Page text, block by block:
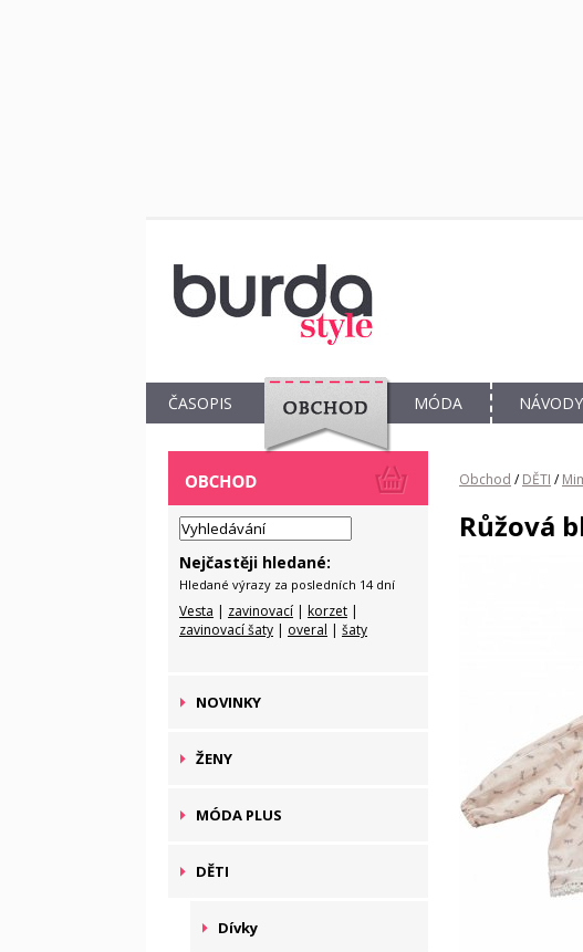
ČASOPIS
OBCHOD
MÓDA NÁVODY
Nejčastěji hledané:
Hledané výrazy za posledních 14 dní
Vesta | zavinovací | korzet |
zavinovací šaty | overal | šaty
NOVINKY
ŽENY
MÓDA PLUS
DĚTI
Dívky
Obchod / DĚTI /
Růžová